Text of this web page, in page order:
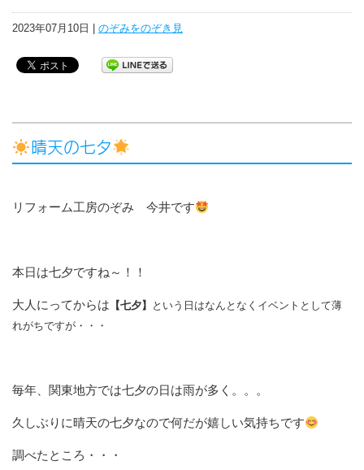
2023年07月10日 | のぞみをのぞき見
晴天の七夕
リフォーム工房のぞみ 今井です
本日は七夕ですね～！！
大人にってからは 【七夕】
という日はなんとなくイベントとして薄
れがちですが・・・
毎年、関東地方では七夕の日は雨が多く。。。
久しぶりに晴天の七夕なので何だが嬉しい気持ちです
調べたところ・・・